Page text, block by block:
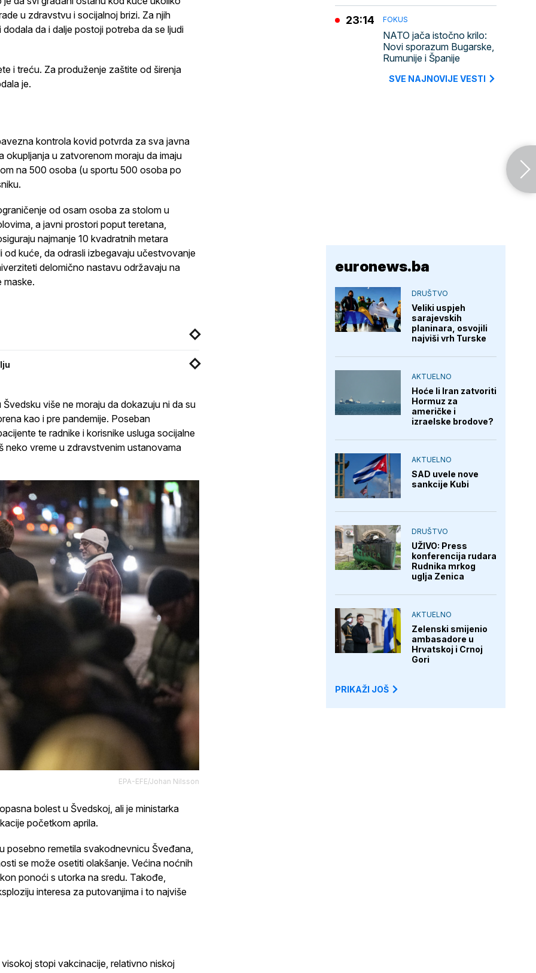
u zdravstvu i socijalnoj brizi. Za njih
da i dalje postoji potreba da se ljudi
i treću. Za produženje zaštite od širenja
je.
kontrola kovid potvrda za sva javna
okupljanja u zatvorenom moraju da imaju
na 500 osoba (u sportu 500 osoba po
od osam osoba za stolom u
a javni prostori poput teretana,
najmanje 10 kvadratnih metara
od kuće, da odrasli izbegavaju učestvovanje
delomično nastavu održavaju na
maske.
Švedsku više ne moraju da dokazuju ni da su
kao i pre pandemije. Poseban
te radnike i korisnike usluga socijalne
neko vreme u zdravstvenim ustanovama
EPA-EFE/Johan Nilsson
bolest u Švedskoj, ali je ministarka
početkom aprila.
posebno remetila svakodnevnicu Šveđana,
se može osetiti olakšanje. Većina noćnih
ponoći s utorka na sredu. Takođe,
interesa za putovanjima i to najviše
stopi vakcinacije, relativno niskoj
FOKUS
NATO jača istočno krilo:
Novi sporazum Bugarske,
Rumunije i Španije
23:14
SVE NAJNOVIJE VESTI
euronews.ba
DRUŠTVO
Veliki uspjeh
sarajevskih
planinara, osvojili
najviši vrh Turske
AKTUELNO
Hoće li Iran zatvoriti
Hormuz za
američke i
izraelske brodove?
AKTUELNO
SAD uvele nove
sankcije Kubi
DRUŠTVO
UŽIVO: Press
konferencija rudara
Rudnika mrkog
uglja Zenica
AKTUELNO
Zelenski smijenio
ambasadore u
Hrvatskoj i Crnoj
Gori
PRIKAŽI JOŠ